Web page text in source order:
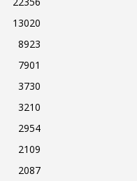
13020
8923
7901
3730
3210
2954
2109
2087